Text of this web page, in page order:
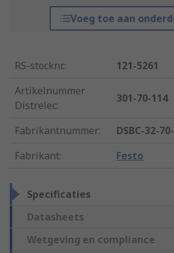
Voeg toe aan
RS-stocknr.:
121-5261
Artikelnummer
Distrelec:
301-70-114
Fabrikantnummer:
DSBC-32-
Fabrikant: Festo
Specificaties
Datasheets
Wetgeving en compliance